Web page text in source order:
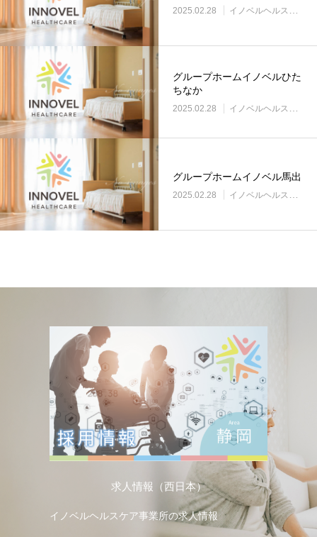
2025.02.28 イノベルヘルスケア事業所
グループホームイノベルひた
ちなか
2025.02.28 イノベルヘルスケア事業所
グループホームイノベル馬出
2025.02.28 イノベルヘルスケア事業所
求人情報（西日本）
イノベルヘルスケア事業所の求人情報